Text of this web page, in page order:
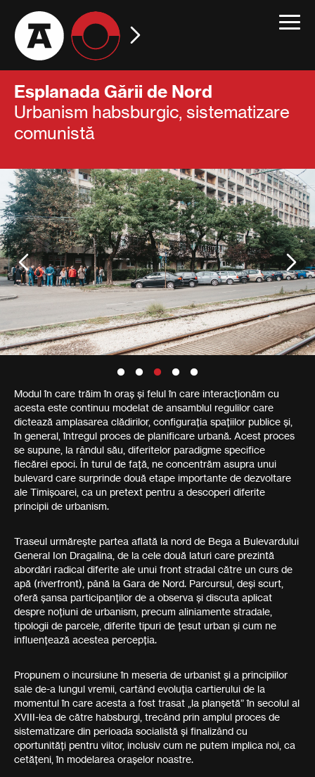
Esplanada Gării de Nord
Urbanism habsburgic, sistematizare
comunistă
Modul în care trăim în oraș și felul în care interacționăm cu
acesta este continuu modelat de ansamblul regulilor care
dictează amplasarea clădirilor, configurația spațiilor publice și,
în general, întregul proces de planificare urbană. Acest proces
se supune, la rândul său, diferitelor paradigme specifice
fiecărei epoci. În turul de față, ne concentrăm asupra unui
bulevard care surprinde două etape importante de dezvoltare
ale Timișoarei, ca un pretext pentru a descoperi diferite
principii de urbanism.
Traseul urmărește partea aflată la nord de Bega a Bulevardului
General Ion Dragalina, de la cele două laturi care prezintă
abordări radical diferite ale unui front stradal către un curs de
apă (riverfront), până la Gara de Nord. Parcursul, deși scurt,
oferă șansa participanților de a observa și discuta aplicat
despre noțiuni de urbanism, precum aliniamente stradale,
tipologii de parcele, diferite tipuri de țesut urban și cum ne
influențează acestea percepția.
Propunem o incursiune în meseria de urbanist și a principiilor
sale de-a lungul vremii, cartând evoluția cartierului de la
momentul în care acesta a fost trasat „la planșetă” în secolul al
XVIII-lea de către habsburgi, trecând prin amplul proces de
sistematizare din perioada socialistă și finalizând cu
oportunități pentru viitor, inclusiv cum ne putem implica noi, ca
cetățeni, în modelarea orașelor noastre.